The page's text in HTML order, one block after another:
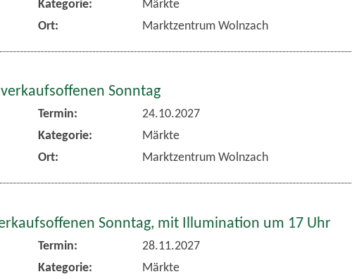
Kategorie:
Märkte
Ort:
Marktzentrum Wolnzach
Sonntag
Termin:
24.10.2027
Kategorie:
Märkte
Ort:
Marktzentrum Wolnzach
Sonntag, mit Illumination um 17 Uhr
Termin:
28.11.2027
Kategorie:
Märkte